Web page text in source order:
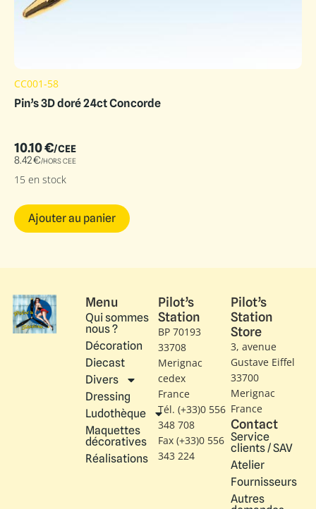
CC001-58
Pin’s 3D doré 24ct Concorde
10.10€/CEE
8.42€/HORS CEE
15 en stock
Ajouter au panier
Menu
Qui sommes
nous ?
Décoration
Diecast
Divers
Dressing
Ludothèque
Maquettes
décoratives
Réalisations
Pilot’s
Station
BP 70193
33708
Merignac
cedex
France
Tél. (+33)0 556
348 708
Fax (+33)0 556
343 224
Pilot’s
Station
Store
3, avenue
Gustave Eiffel​
33700
Merignac
France
Contact
Service
clients / SAV
Atelier
Fournisseurs
Autres